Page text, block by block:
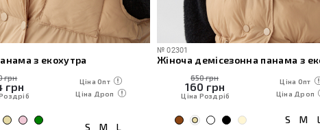
з екохутра
грн
грн
Ціна Опт
Ціна Дроп
S M L
№02301
650 грн
160 грн
Ціна Роздріб
Ціна Опт
Ціна Дроп
S M